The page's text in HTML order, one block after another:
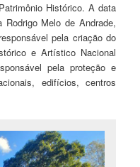
Histórico. A data
Rodrigo Melo de Andrade,
pela criação do
e Artístico Nacional
pela proteção e
edifícios, centros